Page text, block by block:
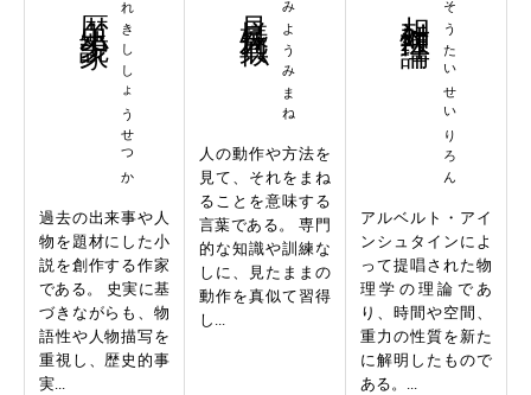
れきししょうせつか
過去の出来事や人
物を題材にした小
説を創作する作家
である。 史実に基
づきながらも、物
語性や人物描写を
重視し、歴史的事
実...
みようみまね
人の動作や方法を
見て、それをまね
ることを意味する
言葉である。 専門
的な知識や訓練な
しに、見たままの
動作を真似て習得
し...
そうたいせいりろん
アルベルト・アイ
ンシュタインによ
って提唱された物
理学の理論であ
り、時間や空間、
重力の性質を新た
に解明したもので
ある。...